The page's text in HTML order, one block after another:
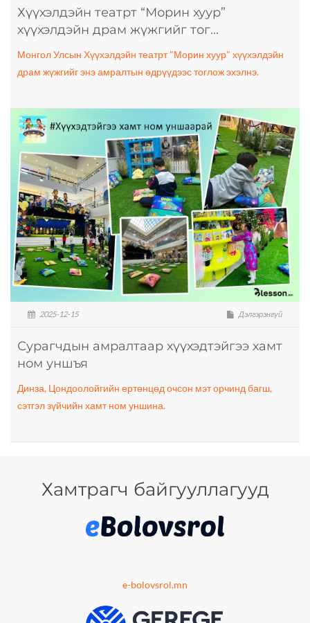
Хүүхэлдэйн театрт “Морин хуур”
хүүхэлдэйн драм жүжгийг тог...
Монгол Улсын Хүүхэлдэйн театрт "Морин хуур" хүүхэлдэйн
драм жүжгийг энэ амралтын өдрүүдээс тоглож эхэлнэ.
2025-12-15 Дэлгэрэнгүй
Сурагчдын амралтаар хүүхэдтэйгээ хамт
ном уншъя
Динза, Цондоолойгийн ертөнцөд очсон мэт орчинд багш,
сэтгэл зүйчийн хамт ном уншина.
Хамтрагч байгууллагууд
e-bolovsrol.mn